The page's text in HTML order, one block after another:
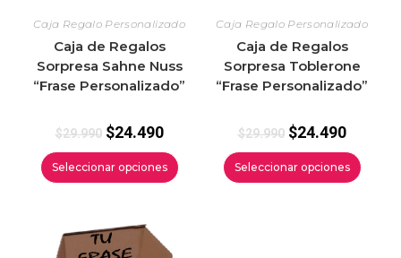
Caja Regalo Personalizado
Caja de Regalos
Sorpresa Sahne Nuss
“Frase Personalizado”
$29.990 $24.490
Seleccionar opciones
Caja Regalo Personalizado
Caja de Regalos
Sorpresa Toblerone
“Frase Personalizado”
$29.990 $24.490
Seleccionar opciones